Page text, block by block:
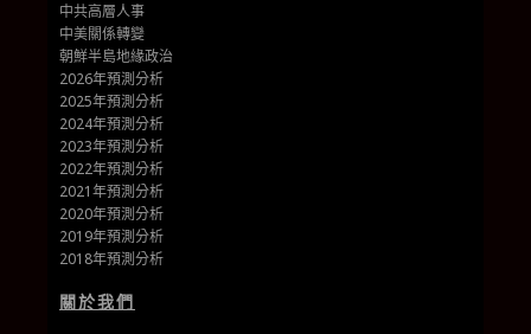
中共高層人事
中美關係轉變
朝鮮半島地緣政治
2026年預測分析
2025年預測分析
2024年預測分析
2023年預測分析
2022年預測分析
2021年預測分析
2020年預測分析
2019年預測分析
2018年預測分析
關於我們